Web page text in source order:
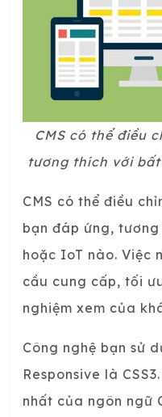
CMS có thể điều
tương thích với
CMS có thể điều
bạn đáp ứng,
hoặc IoT nào. Việc
cầu cung cấp, tối
nghiệm xem của
Công nghệ bạn sử
Responsive là
nhất của ngôn ngữ